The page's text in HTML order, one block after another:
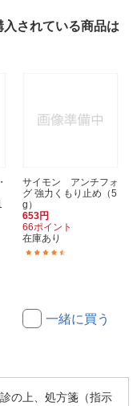
されている商品は
サイモン アンチフォ
グ 強力くもり止め（5
g）
653円
66ポイント
在庫あり
一緒に買う
の上、処方箋（指示